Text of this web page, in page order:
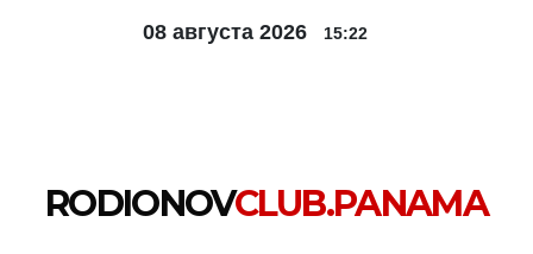
08 августа 2026 15:22
RODIONOVCLUB.PANAMA